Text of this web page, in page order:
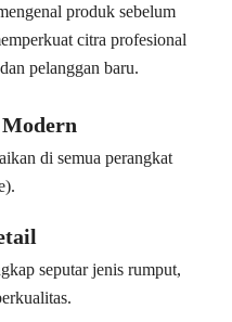
produk sebelum
citra profesional
pelanggan baru.
di semua perangkat
seputar jenis rumput,